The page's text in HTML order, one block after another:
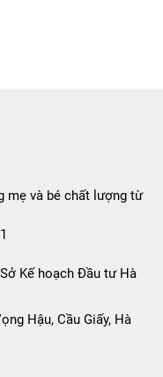
mẹ và bé chất lượng từ
Kế hoạch Đầu tư Hà
Hậu, Cầu Giấy, Hà